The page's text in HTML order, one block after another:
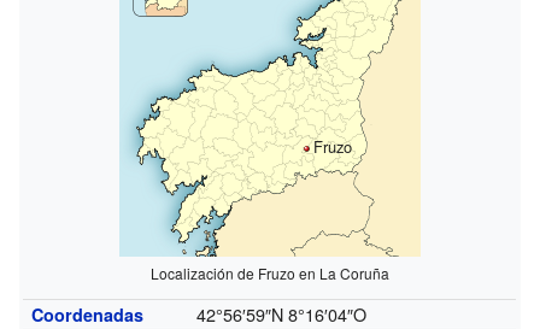
Fruzo
Localización de Fruzo en La Coruña
Coordenadas 42°56′59″N 8°16′04″O